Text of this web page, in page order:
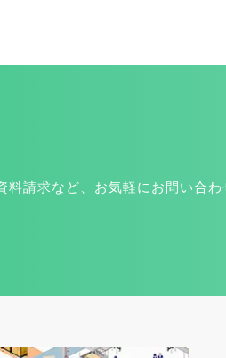
料請求など、お気軽にお問い合わ